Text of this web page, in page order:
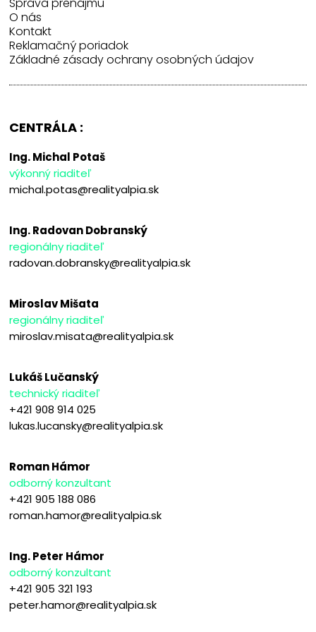
O nás
Kontakt
Reklamačný poriadok
Základné zásady ochrany osobných údajov
CENTRÁLA :
Ing. Michal Potaš
výkonný riaditeľ
michal.potas@realityalpia.sk
Ing. Radovan Dobranský
regionálny riaditeľ
radovan.dobransky@realityalpia.sk
Miroslav Mišata
regionálny riaditeľ
miroslav.misata@realityalpia.sk
Lukáš Lučanský
technický riaditeľ
+421 908 914 025
lukas.lucansky@realityalpia.sk
Roman Hámor
odborný konzultant
+421 905 188 086
roman.hamor@realityalpia.sk
Ing. Peter Hámor
odborný konzultant
+421 905 321 193
peter.hamor@realityalpia.sk